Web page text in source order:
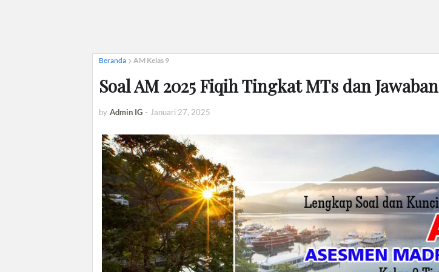
Beranda AM Kelas 9
Soal AM 2025 Fiqih Tingkat MTs dan Jawaban
by Admin IG - Januari 27, 2025